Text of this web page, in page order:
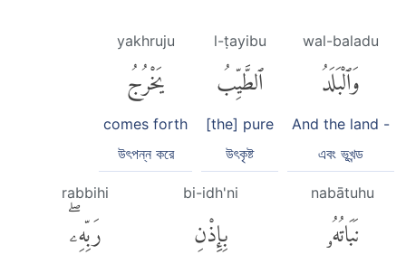
wal-baladu
وَٱلْبَلَدُ
And the land -
এবং ভূখন্ড
l-ṭayibu
ٱلطَّيِّبُ
[the] pure
উৎকৃষ্ট
yakhruju
يَخْرُجُ
comes forth
উৎপন্ন করে
nabātuhu
نَبَاتُهُۥ
bi-idh'ni
بِإِذْنِ
rabbihi
رَبِّهِۦۖ